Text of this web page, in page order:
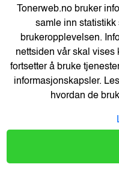
Sendes
81,-
Tonerweb.no bruker
samle inn statistikk
brukeropplevelsen.
nettsiden vår skal vises
fortsetter å bruke
informasjonskapsler.
hvordan de